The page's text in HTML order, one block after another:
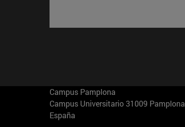
Campus Pamplona
Campus Universitario 31009 Pamplona
España